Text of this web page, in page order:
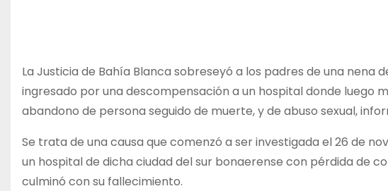
La Justicia de Bahía Blanca sobreseyó a los padres de una nena
ingresado por una descompensación a un hospital donde luego
abandono de persona seguido de muerte, y de abuso sexual,
Se trata de una causa que comenzó a ser investigada el 26 de
un hospital de dicha ciudad del sur bonaerense con pérdida de
culminó con su fallecimiento.